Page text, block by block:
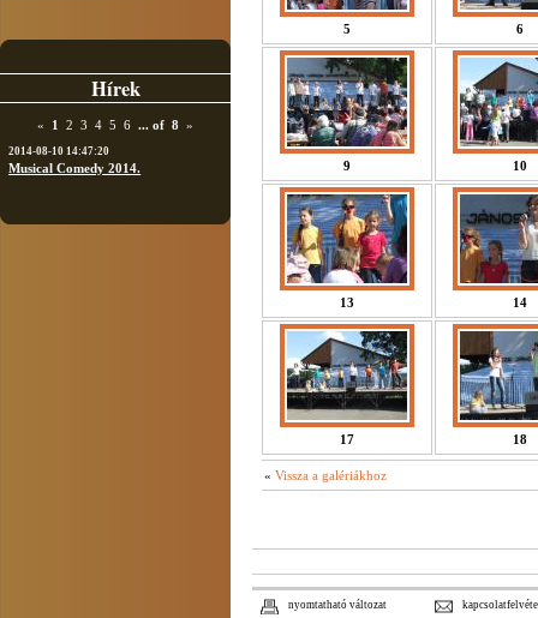
Hírek
« 1 2 3 4 5 6 ... of 8 »
2014-08-10 14:47:20
Musical Comedy 2014.
5 6
9 10
13 14
17 18
« Vissza a galériákhoz
nyomtatható változat